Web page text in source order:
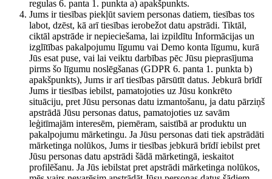
regulas 6. panta 1. punkta a) apakšpunkts.
Jums ir tiesības piekļūt saviem personas datiem, tiesības tos
labot, dzēst, kā arī tiesības ierobežot datu apstrādi. Tiktāl,
ciktāl apstrāde ir nepieciešama, lai izpildītu Informācijas un
izglītības pakalpojumu līgumu vai Demo konta līgumu, kurā
Jūs esat puse, vai lai veiktu darbības pēc Jūsu pieprasījuma
pirms šo līgumu noslēgšanas (GDPR 6. panta 1. punkta b)
apakšpunkts), Jums ir arī tiesības pārsūtīt datus. Jebkurā brīdī
Jums ir tiesības iebilst, pamatojoties uz Jūsu konkrēto
situāciju, pret Jūsu personas datu izmantošanu, ja datu pārziņš
apstrādā Jūsu personas datus, pamatojoties uz savām
leģitīmajām interesēm, piemēram, saistībā ar produktu un
pakalpojumu mārketingu. Ja Jūsu personas dati tiek apstrādāti
mārketinga nolūkos, Jums ir tiesības jebkurā brīdī iebilst pret
Jūsu personas datu apstrādi šādā mārketingā, ieskaitot
profilēšanu. Ja Jūs iebilstat pret apstrādi mārketinga nolūkos,